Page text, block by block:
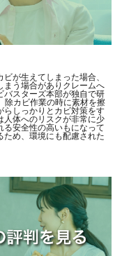
が生えてしまった場合、
まう場合がありクレームへ
バスターズ本部が独自で研
除カビ作業の時に素材を擦
らしっかりとカビ対策をす
人体へのリスクが非常に少
安全性の高いもになって
ため、環境にも配慮された